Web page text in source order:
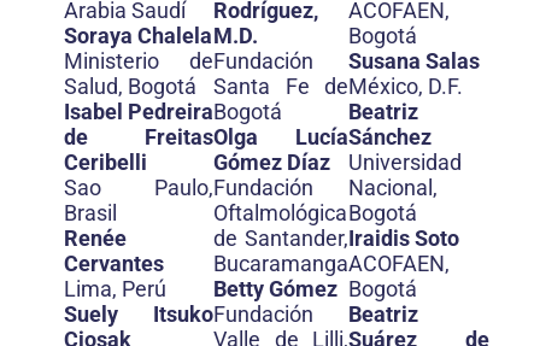
Arabia Saudí
Soraya Chalela
Ministerio de
Salud, Bogotá
Isabel Pedreira
de Freitas
Ceribelli
Sao Paulo,
Brasil
Renée
Cervantes
Lima, Perú
Suely Itsuko
Ciosak
Rodríguez,
M.D.
Fundación
Santa Fe de
Bogotá
Olga Lucía
Gómez Díaz
Fundación
Oftalmológica
de Santander,
Bucaramanga
Betty Gómez
Fundación
Valle de Lilli,
ACOFAEN,
Bogotá
Susana Salas
México, D.F.
Beatriz
Sánchez
Universidad
Nacional,
Bogotá
Iraidis Soto
ACOFAEN,
Bogotá
Beatriz
Suárez de